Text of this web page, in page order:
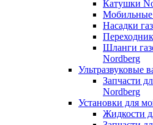
Катушки
Мобильные
Насадки
Шланги
Nordberg
Ультразвуковые
Запчасти
Nordberg
Установки для
Жидкости